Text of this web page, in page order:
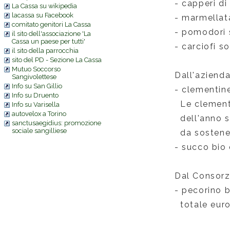
La Cassa su wikipedia
lacassa su Facebook
comitato genitori La Cassa
il sito dell'associazione 'La
Cassa un paese per tutti'
il sito della parrocchia
sito del PD - Sezione La Cassa
Mutuo Soccorso
Sangivolettese
Info su San Gillio
Info su Druento
Info su Varisella
autovelox a Torino
sanctusaegidius: promozione
sociale sangilliese
- capperi di
-
- pomodori
- carciofi
-
Le
dell'anno
da
- succo bio
Dal
- pecorino
totale